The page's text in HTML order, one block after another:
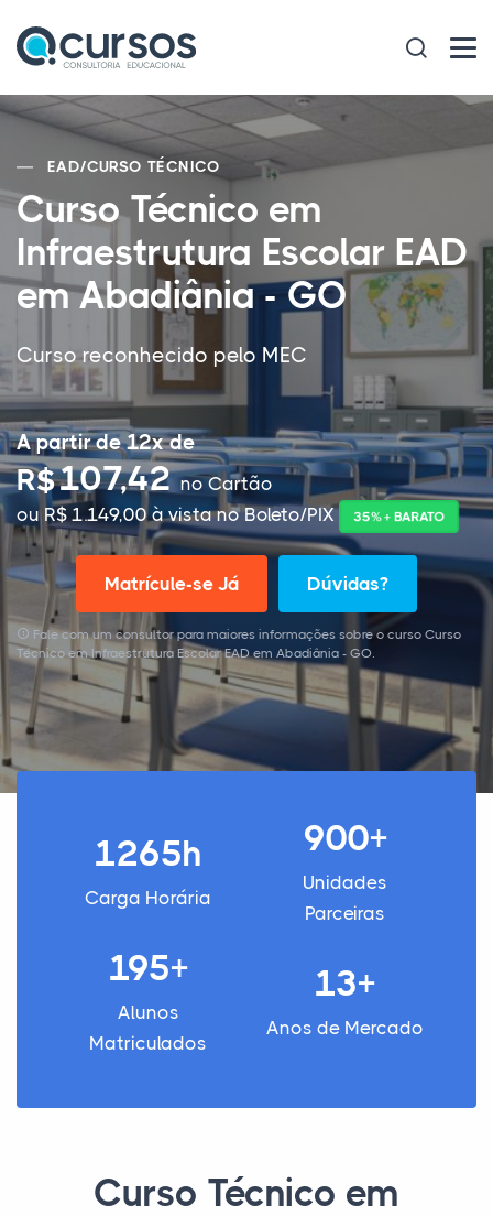
EAD/CURSO TÉCNICO
Curso Técnico em
Infraestrutura Escolar EAD
em Abadiânia - GO
Curso reconhecido pelo MEC
A partir de 12x de
R$107,42no Cartão
ou R$ 1.149,00 à vista no Boleto/PIX
35% + BARATO
Matrícule-se Já Dúvidas?
Fale com um consultor para maiores informações sobre o curso Curso
Técnico em Infraestrutura Escolar EAD em Abadiânia - GO.
1265h
Carga Horária
900+
Unidades
Parceiras
195+
Alunos
Matriculados
13+
Anos de Mercado
Curso Técnico em